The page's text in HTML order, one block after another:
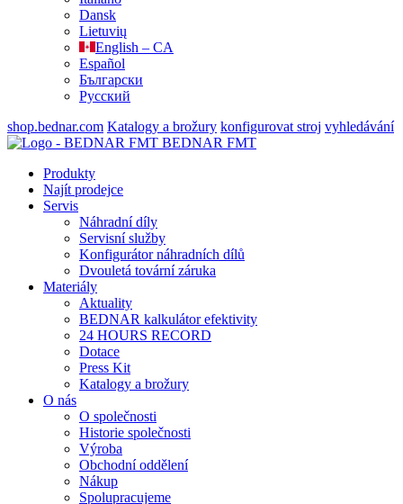
Dansk
Lietuvių
English – CA
Español
Български
Русский
shop.bednar.com Katalogy a brožury konfigurovat stroj vyhledávání
BEDNAR FMT
Produkty
Najít prodejce
Servis
Náhradní díly
Servisní služby
Konfigurátor náhradních dílů
Dvouletá tovární záruka
Materiály
Aktuality
BEDNAR kalkulátor efektivity
24 HOURS RECORD
Dotace
Press Kit
Katalogy a brožury
O nás
O společnosti
Historie společnosti
Výroba
Obchodní oddělení
Nákup
Spolupracujeme